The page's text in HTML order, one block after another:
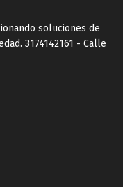
soluciones de
3174142161 - Calle